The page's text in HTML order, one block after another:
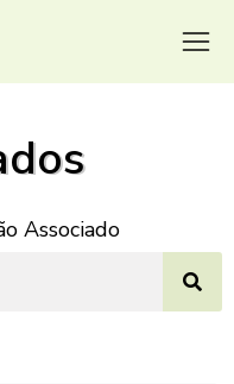
Associado